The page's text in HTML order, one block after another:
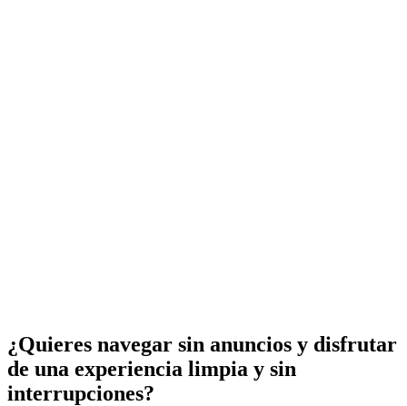
¿Quieres navegar sin anuncios y disfrutar
de una experiencia limpia y sin
interrupciones?